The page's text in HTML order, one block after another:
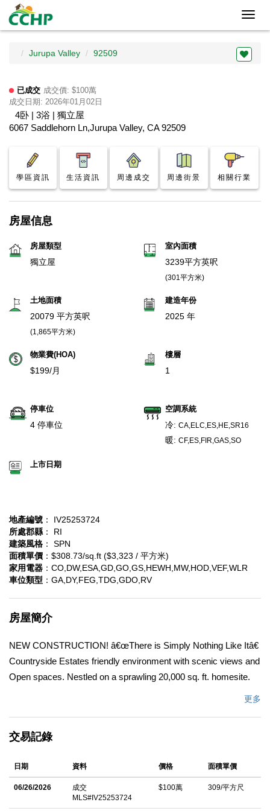
Jurupa Valley 92509
已成交 成交價: $100萬
成交日期: 2026年01月02日
4卧 | 3浴 | 獨立屋
6067 Saddlehorn Ln,Jurupa Valley, CA 92509
學區資訊 生活資訊 周邊成交 周邊街景 相關行業
房屋信息
房屋類型
獨立屋
室內面積
3239平方英呎
(301平方米)
土地面積
20079 平方英呎
(1,865平方米)
建造年份
2025 年
物業費(HOA)
$199/月
樓層
1
停車位
4 停車位
空調系統
冷: CA,ELC,ES,HE,SR16
暖: CF,ES,FIR,GAS,SO
上市日期
地產編號 ： IV25253724
所處郡縣 ： RI
建築風格 ： SPN
面積單價 ：$308.73/sq.ft ($3,323 / 平方米)
家用電器 ：CO,DW,ESA,GD,GO,GS,HEWH,MW,HOD,VEF,WLR
車位類型 ：GA,DY,FEG,TDG,GDO,RV
房屋簡介
NEW CONSTRUCTION! â€œThere is Simply Nothing Like Itâ€
Countryside Estates friendly environment with scenic views and
Open spaces. Nestled on a sprawling 20,000 sq. ft. homesite.
expansive, seamless open concept, with a great extent of
remarkable property boasts an expansive backyard, perfect for
hosting memorable gatherings, or simply relishing tranquil
moments with family and friends. The gourmet kitchen,
更多
交易記錄
日期 資料 價格 面積單價
06/26/2026
成交
MLS#IV25253724
$100萬 309/平方尺